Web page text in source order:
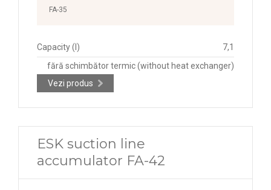
FA-35
Capacity (l)
7,1
fără schimbător termic (without heat exchanger)
Vezi produs
ESK suction line
accumulator FA-42